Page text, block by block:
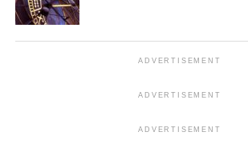
ADVERTISEMENT
ADVERTISEMENT
ADVERTISEMENT